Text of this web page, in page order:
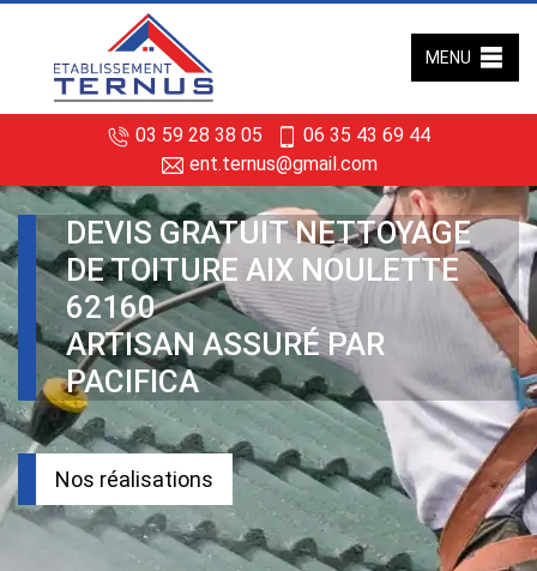
03 59 28 38 05
06 35 43 69 44
ent.ternus@gmail.com
MENU
DEVIS GRATUIT NETTOYAGE
DE TOITURE AIX NOULETTE
62160
ARTISAN ASSURÉ PAR
PACIFICA
Nos réalisations